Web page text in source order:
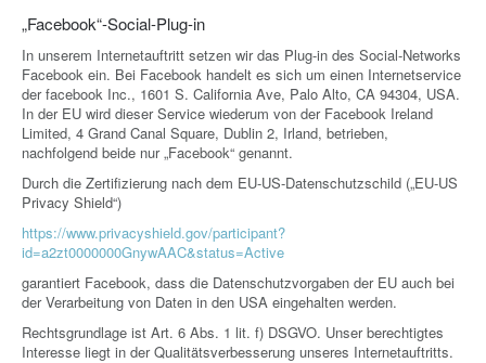
„Facebook“-Social-Plug-in
In unserem Internetauftritt setzen wir das Plug-in des Social-Networks
Facebook ein. Bei Facebook handelt es sich um einen Internetservice
der facebook Inc., 1601 S. California Ave, Palo Alto, CA 94304, USA.
In der EU wird dieser Service wiederum von der Facebook Ireland
Limited, 4 Grand Canal Square, Dublin 2, Irland, betrieben,
nachfolgend beide nur „Facebook“ genannt.
Durch die Zertifizierung nach dem EU-US-Datenschutzschild („EU-US
Privacy Shield“)
https://www.privacyshield.gov/participant?
id=a2zt0000000GnywAAC&status=Active
garantiert Facebook, dass die Datenschutzvorgaben der EU auch bei
der Verarbeitung von Daten in den USA eingehalten werden.
Rechtsgrundlage ist Art. 6 Abs. 1 lit. f) DSGVO. Unser berechtigtes
Interesse liegt in der Qualitätsverbesserung unseres Internetauftritts.